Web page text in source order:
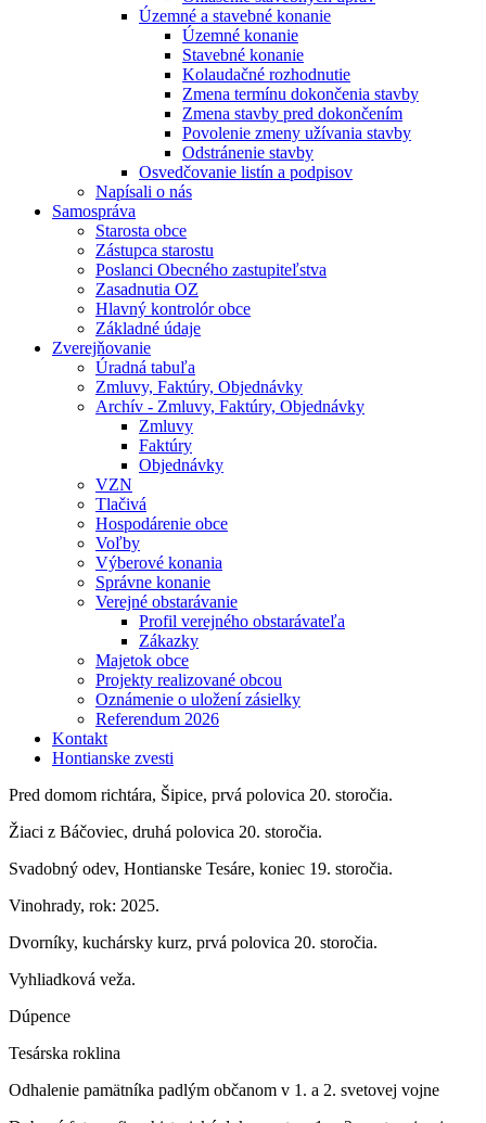
Územné a stavebné konanie
Územné konanie
Stavebné konanie
Kolaudačné rozhodnutie
Zmena termínu dokončenia stavby
Zmena stavby pred dokončením
Povolenie zmeny užívania stavby
Odstránenie stavby
Osvedčovanie listín a podpisov
Napísali o nás
Samospráva
Starosta obce
Zástupca starostu
Poslanci Obecného zastupiteľstva
Zasadnutia OZ
Hlavný kontrolór obce
Základné údaje
Zverejňovanie
Úradná tabuľa
Zmluvy, Faktúry, Objednávky
Archív - Zmluvy, Faktúry, Objednávky
Zmluvy
Faktúry
Objednávky
VZN
Tlačivá
Hospodárenie obce
Voľby
Výberové konania
Správne konanie
Verejné obstarávanie
Profil verejného obstarávateľa
Zákazky
Majetok obce
Projekty realizované obcou
Oznámenie o uložení zásielky
Referendum 2026
Kontakt
Hontianske zvesti
Pred domom richtára, Šipice, prvá polovica 20. storočia.
Žiaci z Báčoviec, druhá polovica 20. storočia.
Svadobný odev, Hontianske Tesáre, koniec 19. storočia.
Vinohrady, rok: 2025.
Dvorníky, kuchársky kurz, prvá polovica 20. storočia.
Vyhliadková veža.
Dúpence
Tesárska roklina
Odhalenie pamätníka padlým občanom v 1. a 2. svetovej vojne